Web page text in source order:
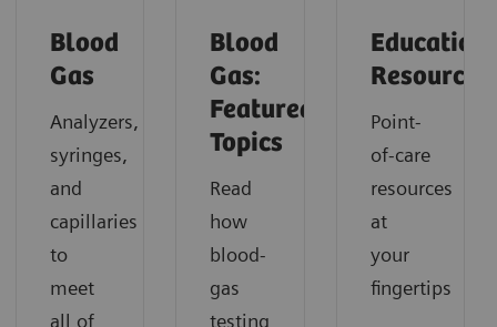
Blood
Gas
Analyzers,
syringes,
and
capillaries
to
meet
all of
Blood
Gas:
Featured
Topics
Read
how
blood-
gas
testing
Resources
Point-
of-care
resources
at
your
fingertips